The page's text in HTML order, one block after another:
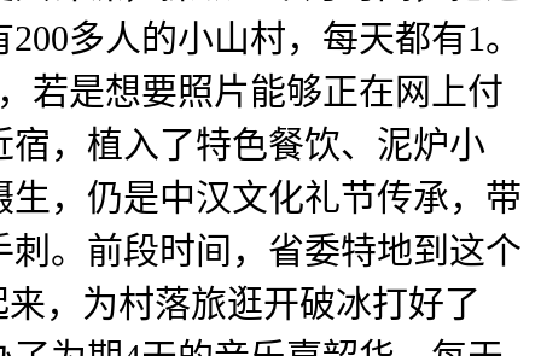
多人的小山村，每天都有1。
若是想要照片能够正在网上付
，植入了特色餐饮、泥炉小
，仍是中汉文化礼节传承，带
。前段时间，省委特地到这个
，为村落旅逛开破冰打好了